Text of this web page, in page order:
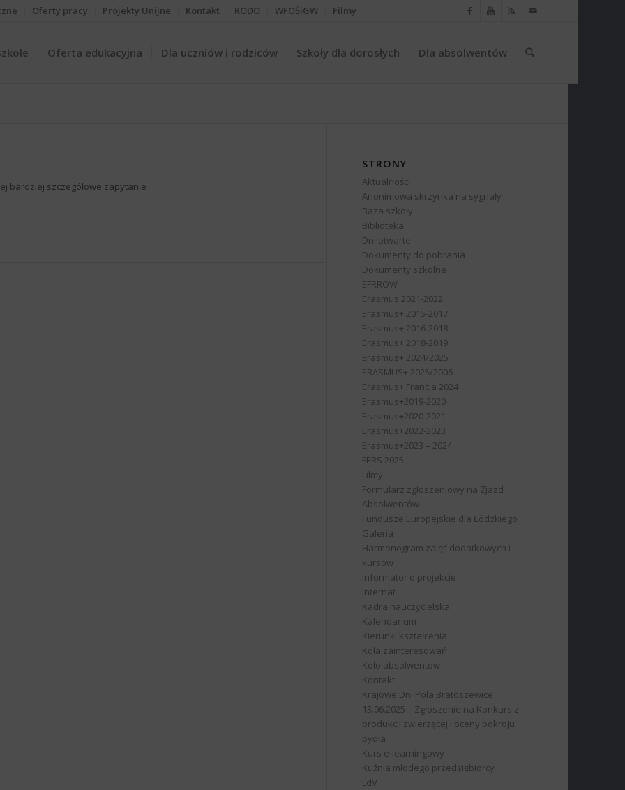
Oferty pracy Projekty Unijne Kontakt RODO WFOŚiGW Filmy
Oferta edukacyjna Dla uczniów i rodziców Szkoły dla dorosłych Dla absolwentów
bardziej szczegółowe zapytanie
STRONY
Aktualności
Anonimowa skrzynka na sygnały
Baza szkoły
Biblioteka
Dni otwarte
Dokumenty do pobrania
Dokumenty szkolne
EFRROW
Erasmus 2021-2022
Erasmus+ 2015-2017
Erasmus+ 2016-2018
Erasmus+ 2018-2019
Erasmus+ 2024/2025
ERASMUS+ 2025/2006
Erasmus+ Francja 2024
Erasmus+2019-2020
Erasmus+2020-2021
Erasmus+2022-2023
Erasmus+2023 – 2024
FERS 2025
Filmy
Formularz zgłoszeniowy na Zjazd
Absolwentów
Fundusze Europejskie dla Łódzkiego
Galeria
Harmonogram zajęć dodatkowych i
kursów
Informator o projekcie
Internat
Kadra nauczycielska
Kalendarium
Kierunki kształcenia
Koła zainteresowań
Koło absolwentów
Kontakt
Krajowe Dni Pola Bratoszewice
13.06.2025 – Zgłoszenie na Konkurs z
produkcji zwierzęcej i oceny pokroju
bydła
Kurs e-learningowy
Kuźnia młodego przedsiębiorcy
LdV